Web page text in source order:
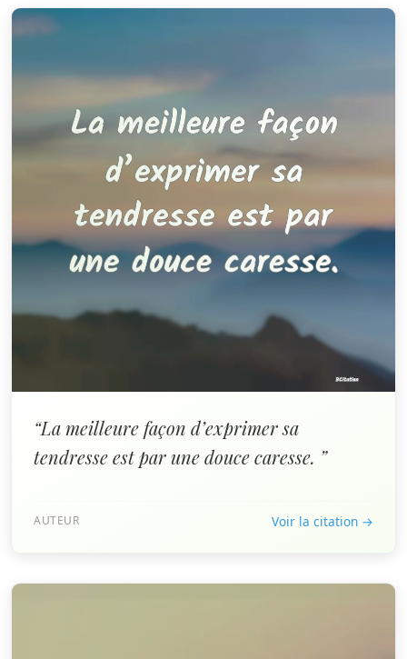
“La meilleure façon d’exprimer sa
tendresse est par une douce caresse. ”
AUTEUR Voir la citation →